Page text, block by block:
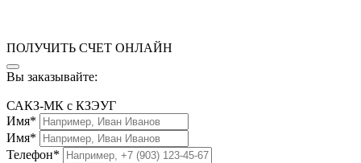
ПОЛУЧИТЬ СЧЕТ ОНЛАЙН
Вы заказывайте:
САКЗ-МК с КЗЭУГ
Имя*
Имя*
Телефон*